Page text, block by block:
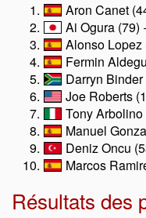
Aron Canet
Ai Ogura (79)
Alonso Lopez
Fermin
Darryn
Joe Roberts
Tony
Manuel
Deniz Oncu
Marcos
Résultats des